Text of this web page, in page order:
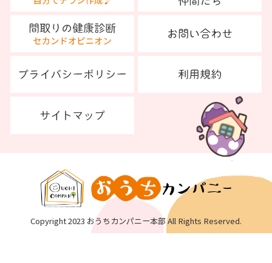
Copyright 2023 おうちカンパニー本部 All Rights Reserved.